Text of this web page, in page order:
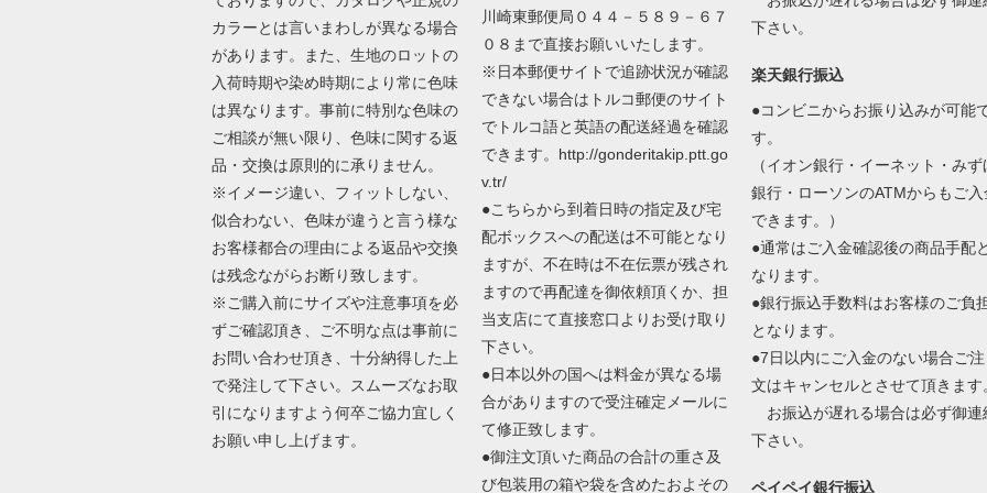
カラーとは言いまわしが異なる場合
があります。また、生地のロットの
入荷時期や染め時期により常に色味
は異なります。事前に特別な色味の
ご相談が無い限り、色味に関する返
品・交換は原則的に承りません。
※イメージ違い、フィットしない、
似合わない、色味が違うと言う様な
お客様都合の理由による返品や交換
は残念ながらお断り致します。
※ご購入前にサイズや注意事項を必
ずご確認頂き、ご不明な点は事前に
お問い合わせ頂き、十分納得した上
で発注して下さい。スムーズなお取
引になりますよう何卒ご協力宜しく
お願い申し上げます。
川崎東郵便局０４４－５８９－６７
０８まで直接お願いいたします。
※日本郵便サイトで追跡状況が確認
できない場合はトルコ郵便のサイト
でトルコ語と英語の配送経過を確認
できます。http://gonderitakip.ptt.go
v.tr/
●こちらから到着日時の指定及び宅
配ボックスへの配送は不可能となり
ますが、不在時は不在伝票が残され
ますので再配達を御依頼頂くか、担
当支店にて直接窓口よりお受け取り
下さい。
●日本以外の国へは料金が異なる場
合がありますので受注確定メールに
て修正致します。
●御注文頂いた商品の合計の重さ及
び包装用の箱や袋を含めたおよその
下さい。
楽天銀行振込
●コンビニからお振り込みが可能
す。
（イオン銀行・イーネット・みず
銀行・ローソンのATMからもご入
できます。）
●通常はご入金確認後の商品手配と
なります。
●銀行振込手数料はお客様のご負
となります。
●7日以内にご入金のない場合ご注
文はキャンセルとさせて頂きます
お振込が遅れる場合は必ず御連
下さい。
ペイペイ銀行振込